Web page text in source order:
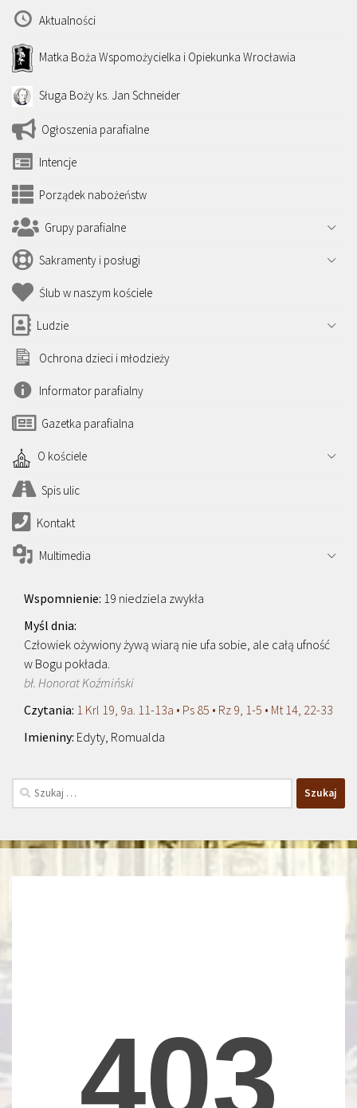
Aktualności
Matka Boża Wspomożycielka i Opiekunka Wrocławia
Sługa Boży ks. Jan Schneider
Ogłoszenia parafialne
Intencje
Porządek nabożeństw
Grupy parafialne
Sakramenty i posługi
Ślub w naszym kościele
Ludzie
Ochrona dzieci i młodzieży
Informator parafialny
Gazetka parafialna
O kościele
Spis ulic
Kontakt
Multimedia
19 niedziela zwykła
Człowiek ożywiony żywą wiarą nie ufa sobie, ale całą ufność
w Bogu pokłada.
bł. Honorat Koźmiński
1 Krl 19, 9a. 11-13a • Ps 85 • Rz 9, 1-5 • Mt 14, 22-33
Edyty, Romualda
Szukaj: